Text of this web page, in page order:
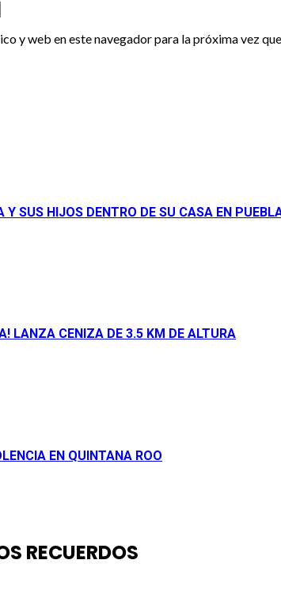
y web en este navegador para la próxima vez
SUS HIJOS DENTRO DE SU CASA EN
LANZA CENIZA DE 3.5 KM DE ALTURA
EN QUINTANA ROO
RECUERDOS